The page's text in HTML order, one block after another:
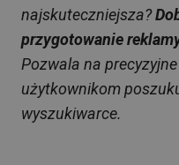
najskuteczniejsza?
przygotowanie
Pozwala na
użytkownikom
wyszukiwarce.